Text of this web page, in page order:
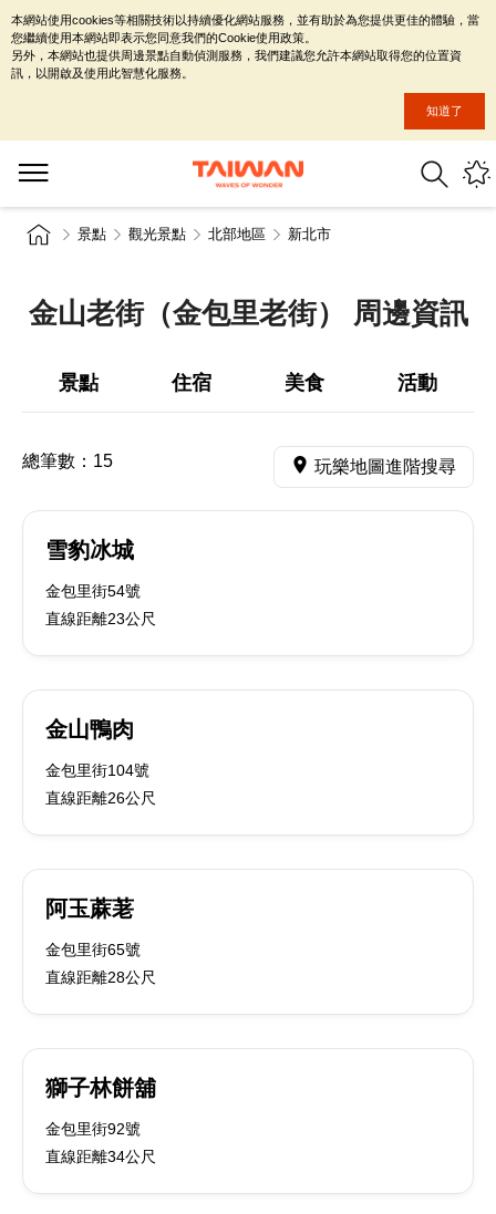
景點 觀光景點 北部地區 新北市
金山老街（金包里老街） 周邊資訊
景點 住宿 美食 活動
總筆數： 15 玩樂地圖進階搜尋
雪豹冰城
金包里街54號
直線距離23公尺
金山鴨肉
金包里街104號
直線距離26公尺
阿玉蔴荖
金包里街65號
直線距離28公尺
獅子林餅舖
金包里街92號
直線距離34公尺
本網站使用cookies等相關技術以持續優化網站服務，並有助於為您提供更佳的體驗，當
您繼續使用本網站即表示您同意我們的Cookie使用政策。
另外，本網站也提供周邊景點自動偵測服務，我們建議您允許本網站取得您的位置資
訊，以開啟及使用此智慧化服務。
知道了